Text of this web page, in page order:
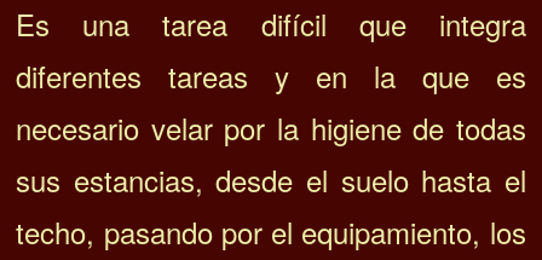
Es una tarea difícil que integra
diferentes tareas y en la que es
necesario velar por la higiene de todas
sus estancias, desde el suelo hasta el
techo, pasando por el equipamiento, los